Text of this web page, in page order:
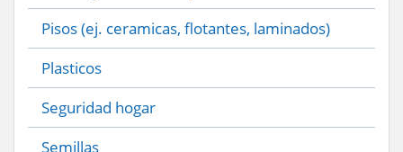
Pisos (ej. ceramicas, flotantes, laminados)
Plasticos
Seguridad hogar
Semillas